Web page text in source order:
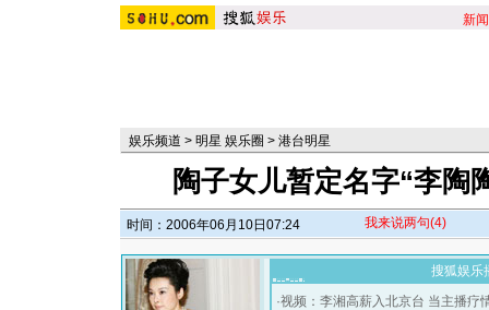
新闻
娱乐频道 > 明星 娱乐圈 > 港台明星
陶子女儿暂定名字“李陶
时间：2006年06月10日07:24 我来说两句(4)
搜狐娱乐
·视频：李湘高薪入北京台 当主播疗